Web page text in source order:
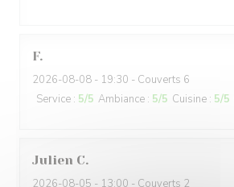
F
2026-08-08 - 19:30 - Couverts 6
Service : 5/5 Ambiance : 5/5 Cuisine : 5/5
Julien C
2026-08-05 - 13:00 - Couverts 2